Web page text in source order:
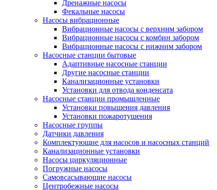
Дренажные насосы
Фекальные насосы
Насосы вибрационные
Вибрационные насосы с верхним забором
Вибрационные насосы с комбин забором
Вибрационные насосы с нижним забором
Насосные станции бытовые
Адаптивные насосные станции
Другие насосные станции
Канализационные установки
Установки для отвода конденсата
Насосные станции промышленные
Установки повышения давления
Установки пожаротушения
Насосные группы
Датчики давления
Комплектующие для насосов и насосных станций
Канализационные установки
Насосы циркуляционные
Погружные насосы
Самовсасывающие насосы
Центробежные насосы